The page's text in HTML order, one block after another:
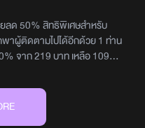
ลด 50% สิทธิพิเศษสำหรับ
พาผู้ติดตามไปได้อีกด้วย 1 ท่าน
จาก 219 บาท เหลือ 109
ะผู้ถือบัตร Top Fan และผู้
ที่สุกี้ตี๋น้อยได้ทุกสาขา3.สิทธิ
ภาษีมูลค่าเพิ่มและเครื่องดื่ม